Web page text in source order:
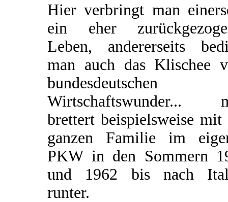
Hier verbringt man
ein eher
Leben, andererseits
man auch das Klischee
bundesdeutschen
Wirtschaftswunder...
brettert beispielsweise mit
ganzen Familie im
PKW in den Sommern
und 1962 bis nach
runter.